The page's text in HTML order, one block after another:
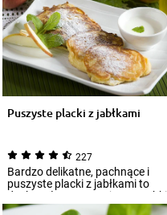
Puszyste placki z jabłkami
227
Bardzo delikatne, pachnące i
puszyste placki z jabłkami to
doskonała propozycja na szybki
słodki...